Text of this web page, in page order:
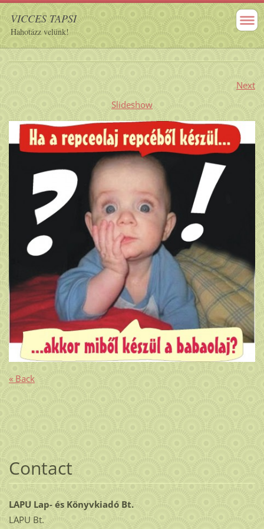
VICCES TAPSI
Hahotázz velünk!
Next
Slideshow
« Back
Contact
LAPU Lap- és Könyvkiadó Bt.
LAPU Bt.